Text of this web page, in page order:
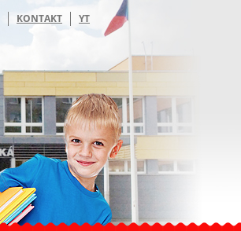
YT
KONTAKT